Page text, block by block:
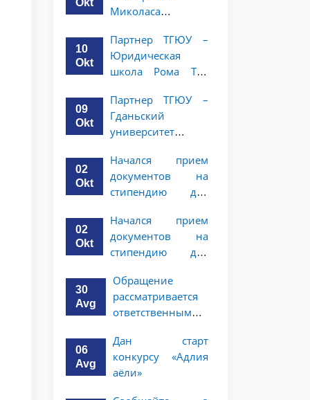
мобильности для
курсов ТГЮУ
Миколаса
объявляет
программу
академической
студентов 2–3
курсов
10
Okt
Партнер ТГЮУ –
Юридическая
школа Рома Тре
программе
академической
мобильности для
курсов
09
Okt
Партнер ТГЮУ –
Гданьский
университет
программу
академической
мобильности для
курсов ТГЮУ
02
Okt
Начался прием
документов на
стипендию для
программы по
праву и
политическим
Университете
Нагоя
02
Okt
Начался прием
документов на
стипендию для
программы по
праву и
политическим
Университете
Нагоя
30
Avg
Обращение
рассматривается
ответственными
университета
06
Avg
Дан старт
конкурсу «Адлия
аёли»